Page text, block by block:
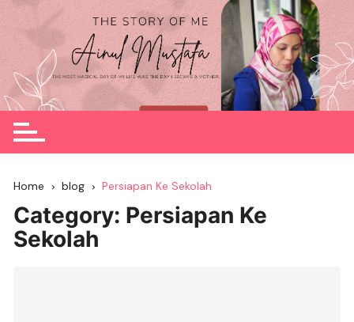
Skip
to
content
Home blog Persiapan Ke Sekolah
Category: Persiapan Ke
Sekolah